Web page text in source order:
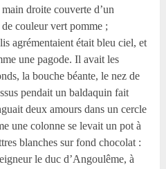
droite couverte d’un
couleur vert pomme ;
agrémentaient était bleu ciel, et
une pagode. Il avait les
la bouche béante, le nez de
pendait un baldaquin fait
deux amours dans un cercle
une colonne se levait un pot à
blanches sur fond chocolat :
le duc d’Angoulême, à